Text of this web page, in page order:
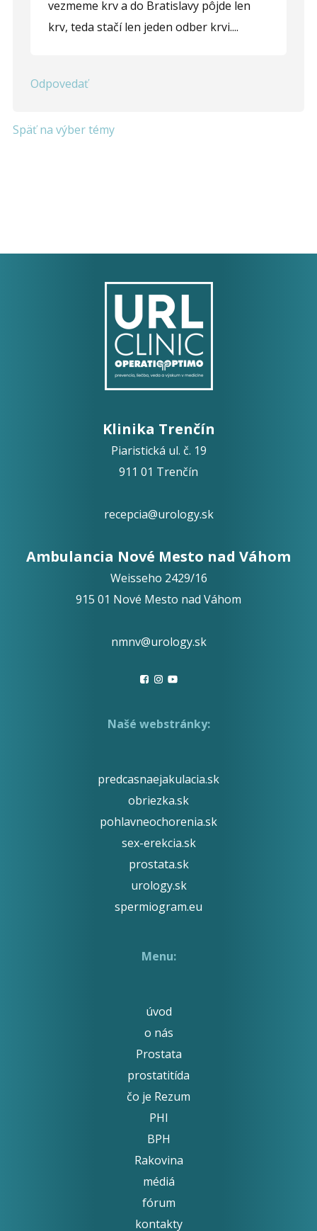
vezmeme krv a do Bratislavy pôjde len
krv, teda stačí len jeden odber krvi....
Odpovedať
Späť na výber témy
Klinika Trenčín
Piaristická ul. č. 19
911 01 Trenčín
recepcia@urology.sk
Ambulancia Nové Mesto nad Váhom
Weisseho 2429/16
915 01 Nové Mesto nad Váhom
nmnv@urology.sk
Našé webstránky:
predcasnaejakulacia.sk
obriezka.sk
pohlavneochorenia.sk
sex-erekcia.sk
prostata.sk
urology.sk
spermiogram.eu
Menu:
úvod
o nás
Prostata
prostatitída
čo je Rezum
PHI
BPH
Rakovina
médiá
fórum
kontakty